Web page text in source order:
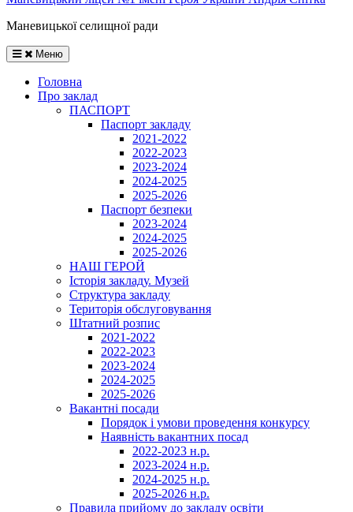
Маневицької селищної ради
Меню
Головна
Про заклад
ПАСПОРТ
Паспорт закладу
2021-2022
2022-2023
2023-2024
2024-2025
2025-2026
Паспорт безпеки
2023-2024
2024-2025
2025-2026
НАШ ГЕРОЙ
Історія закладу. Музей
Структура закладу
Територія обслуговування
Штатний розпис
2021-2022
2022-2023
2023-2024
2024-2025
2025-2026
Вакантні посади
Порядок і умови проведення конкурсу
Наявність вакантних посад
2022-2023 н.р.
2023-2024 н.р.
2024-2025 н.р.
2025-2026 н.р.
Правила прийому до закладу освіти